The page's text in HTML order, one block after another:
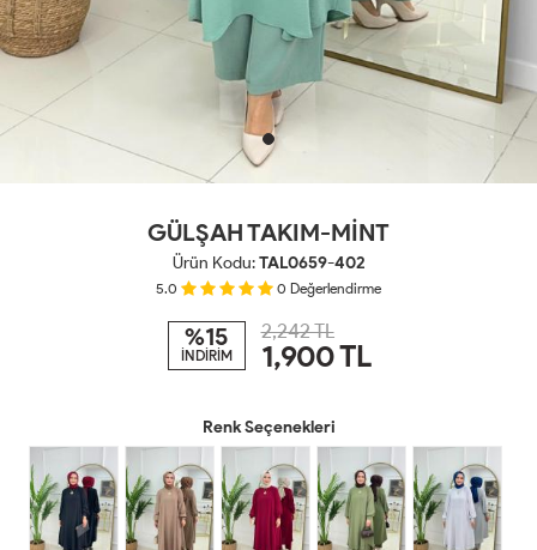
GÜLŞAH TAKIM-MİNT
Ürün Kodu:TAL0659-402
5.0 0 Değerlendirme
%15
İNDİRİM
2,242 TL
1,900TL
Renk Seçenekleri